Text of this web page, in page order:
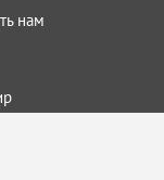
нам
::